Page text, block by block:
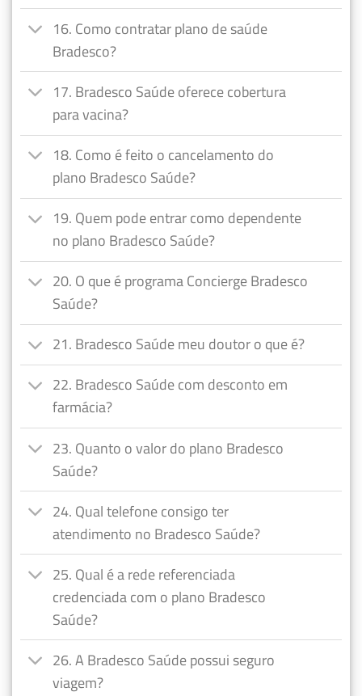
16. Como contratar plano de saúde
Bradesco?
17. Bradesco Saúde oferece cobertura
para vacina?
18. Como é feito o cancelamento do
plano Bradesco Saúde?
19. Quem pode entrar como dependente
no plano Bradesco Saúde?
20. O que é programa Concierge Bradesco
Saúde?
21. Bradesco Saúde meu doutor o que é?
22. Bradesco Saúde com desconto em
farmácia?
23. Quanto o valor do plano Bradesco
Saúde?
24. Qual telefone consigo ter
atendimento no Bradesco Saúde?
25. Qual é a rede referenciada
credenciada com o plano Bradesco
Saúde?
26. A Bradesco Saúde possui seguro
viagem?